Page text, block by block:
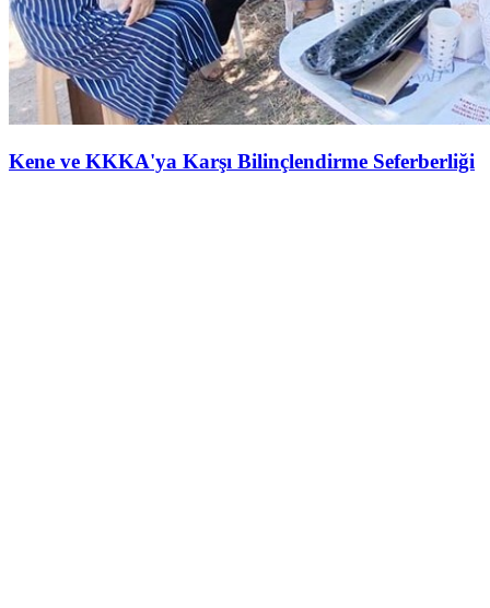
Kene ve KKKA'ya Karşı Bilinçlendirme Seferberliği